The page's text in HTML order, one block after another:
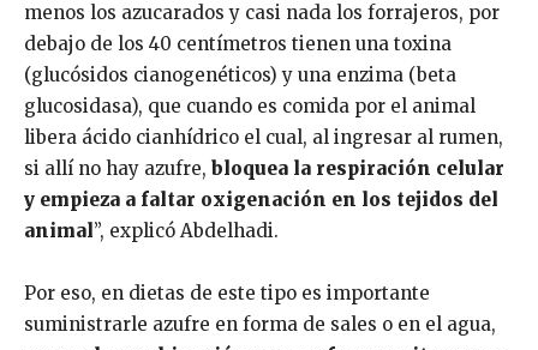
menos los azucarados y casi nada los forrajeros, por
debajo de los 40 centímetros tienen una toxina
(glucósidos cianogenéticos) y una enzima (beta
glucosidasa), que cuando es comida por el animal
libera ácido cianhídrico el cual, al ingresar al rumen,
si allí no hay azufre, bloquea la respiración celular
y empieza a faltar oxigenación en los tejidos del
animal”, explicó Abdelhadi.
Por eso, en dietas de este tipo es importante
suministrarle azufre en forma de sales o en el agua,